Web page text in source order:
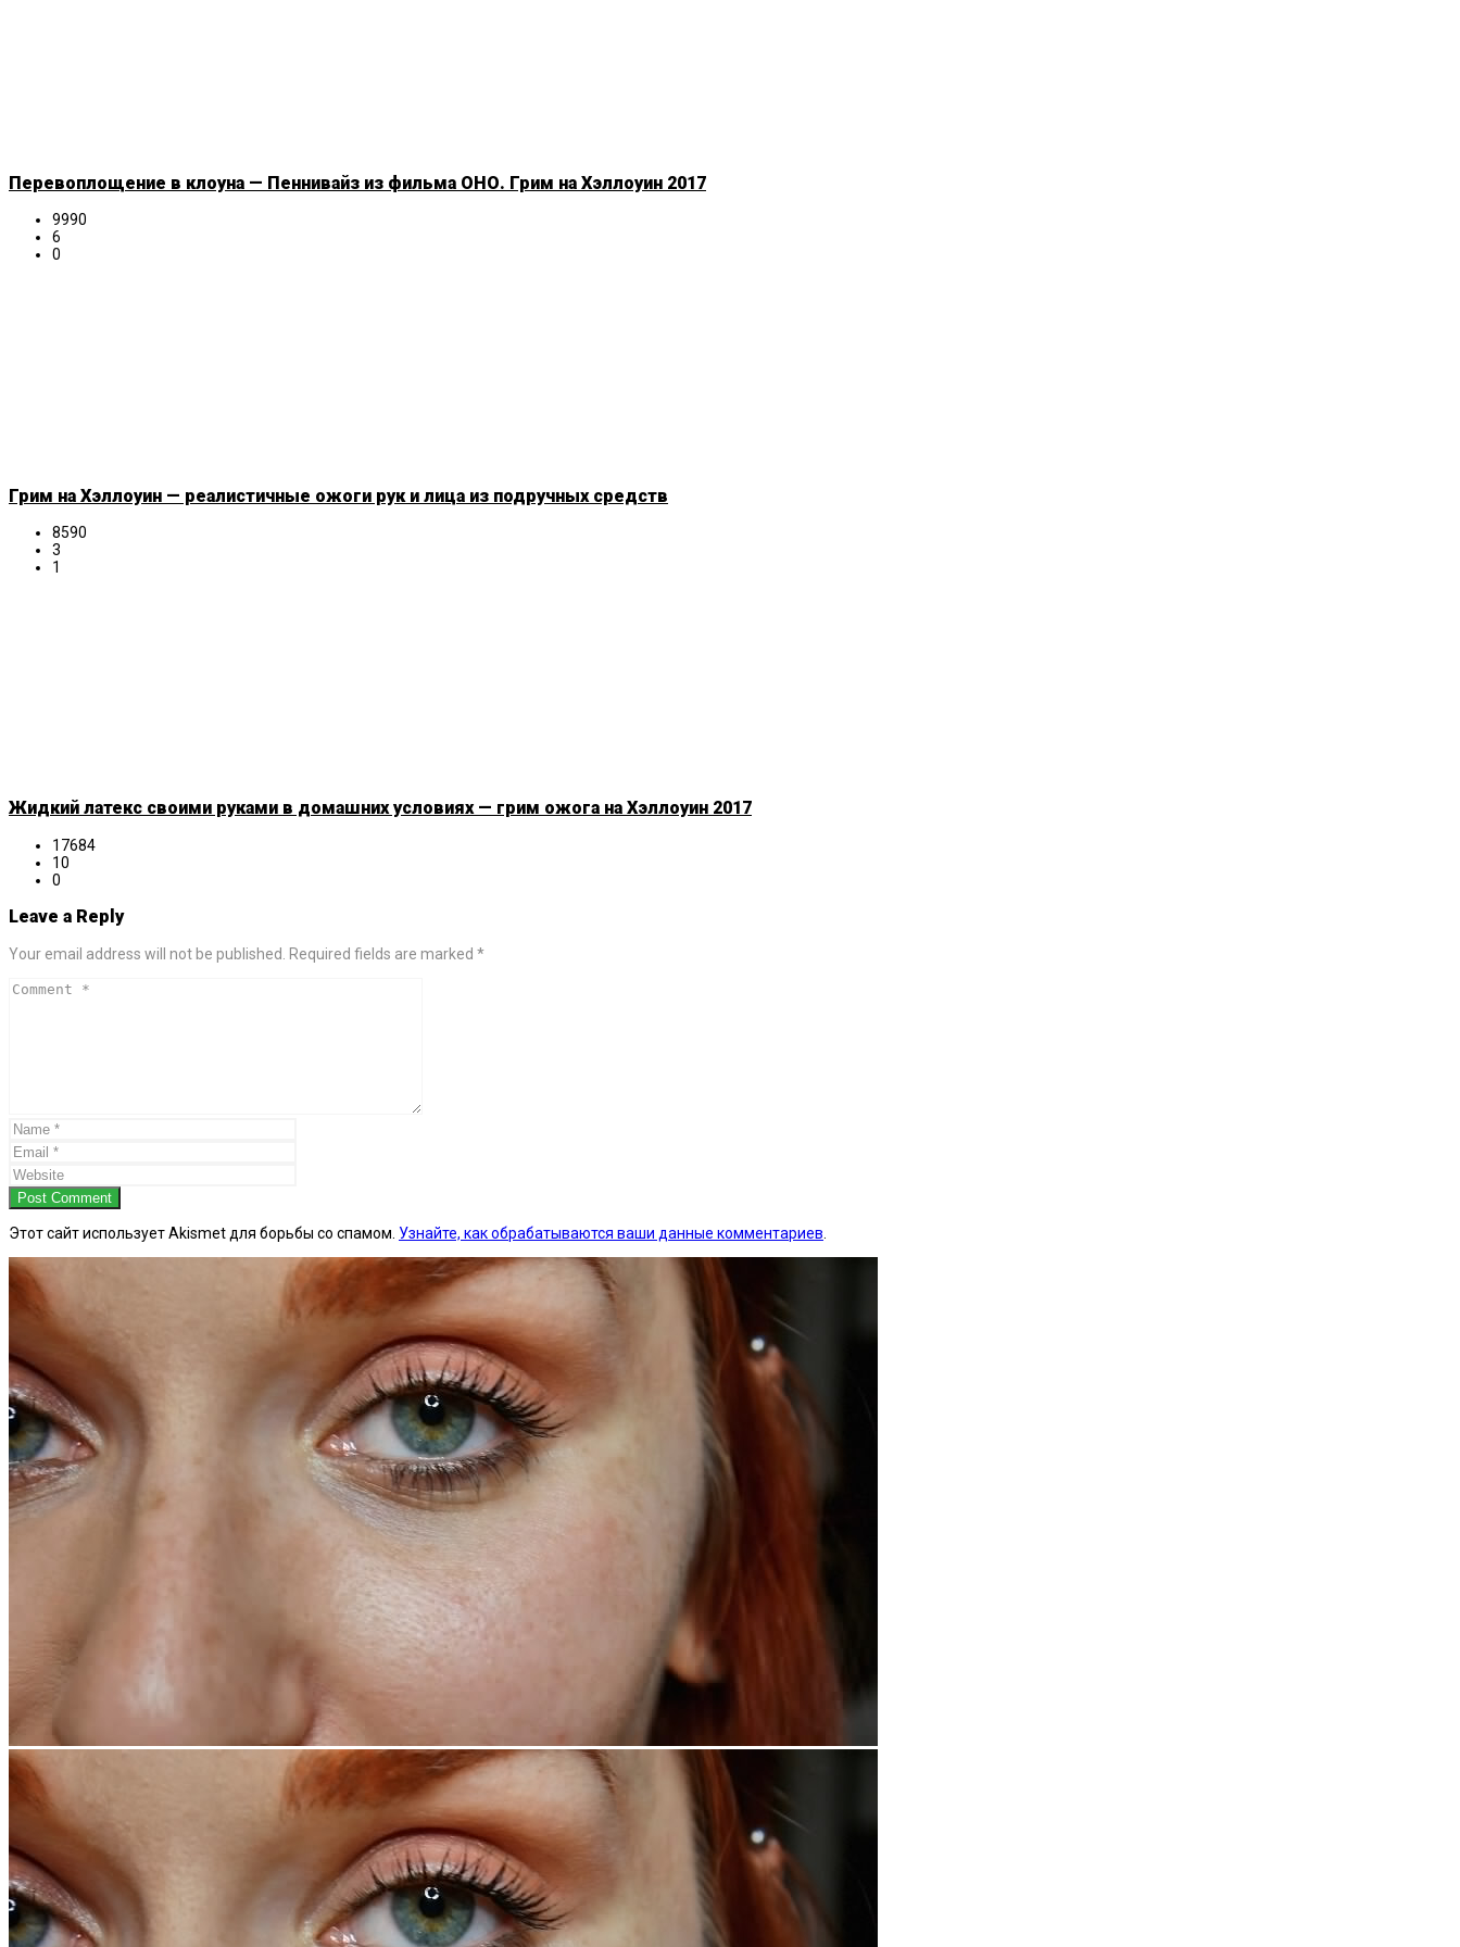
Перевоплощение в клоуна — Пеннивайз из фильма ОНО. Грим на Хэллоуин 2017
9990
6
0
Грим на Хэллоуин — реалистичные ожоги рук и лица из подручных средств
8590
3
1
Жидкий латекс своими руками в домашних условиях — грим ожога на Хэллоуин 2017
17684
10
0
Leave a Reply
Your email address will not be published. Required fields are marked *
Post Comment
Этот сайт использует Akismet для борьбы со спамом. Узнайте, как обрабатываются ваши данные комментариев